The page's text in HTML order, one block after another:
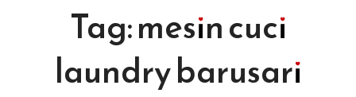
Tag:mesin cuci
laundry barusari